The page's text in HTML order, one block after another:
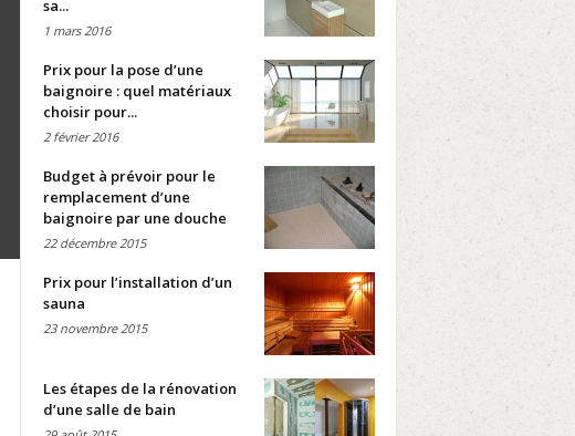
sa...
1 mars 2016
Prix pour la pose d’une
baignoire : quel matériaux
choisir pour...
2 février 2016
Budget à prévoir pour le
remplacement d’une
baignoire par une douche
22 décembre 2015
Prix pour l’installation d’un
sauna
23 novembre 2015
Les étapes de la rénovation
d’une salle de bain